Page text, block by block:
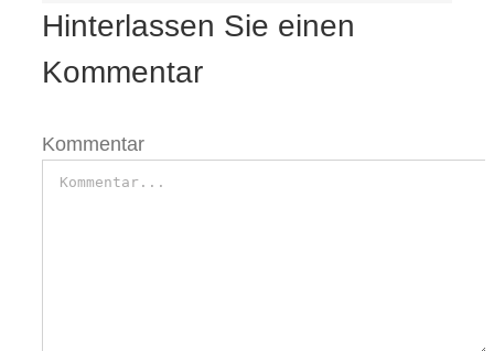
Hinterlassen Sie einen
Kommentar
Kommentar